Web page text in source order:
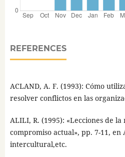
REFERENCES
ACLAND, A. F. (1993): Cómo
resolver conflictos en las
ALILI, R. (1995): «Lecciones de
compromiso actual», pp. 7-11, en
intercultural,etc.